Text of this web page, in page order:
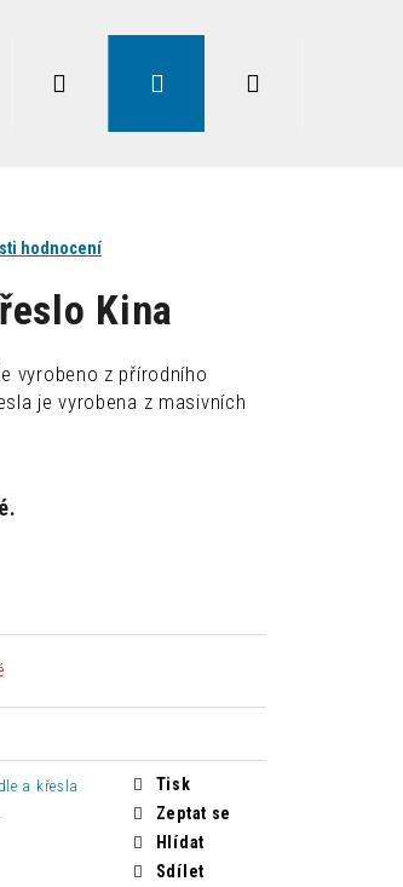
sezení Doplňky Lampy
Přihlášení
hodnocení
Kina
vyrobeno z přírodního
je vyrobena z masivních
a křesla
Tisk
Zeptat se
Hlídat
Sdílet